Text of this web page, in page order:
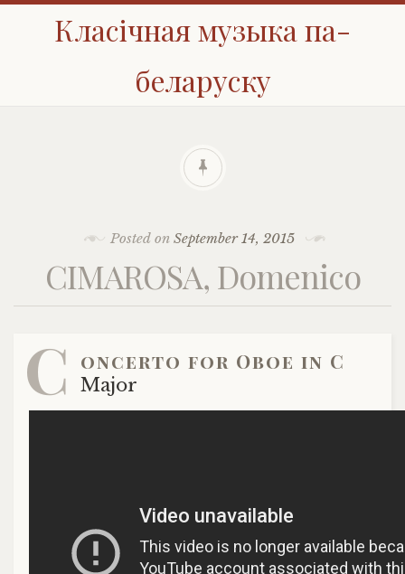
Класічная музыка па-
беларуску
Posted on September 14, 2015
CIMAROSA, Domenico
C oncerto for Oboe in C
Major